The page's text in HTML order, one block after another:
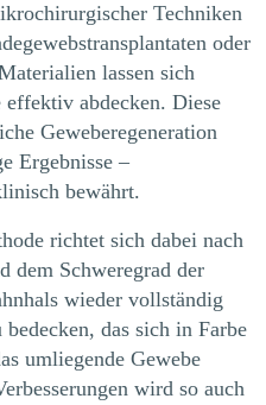
Techniken
oder
lassen sich
effektiv abdecken. Diese
Geweberegeneration
Ergebnisse –
bewährt.
richtet sich dabei nach
dem Schweregrad der
wieder vollständig
das sich in Farbe
umliegende Gewebe
wird so auch